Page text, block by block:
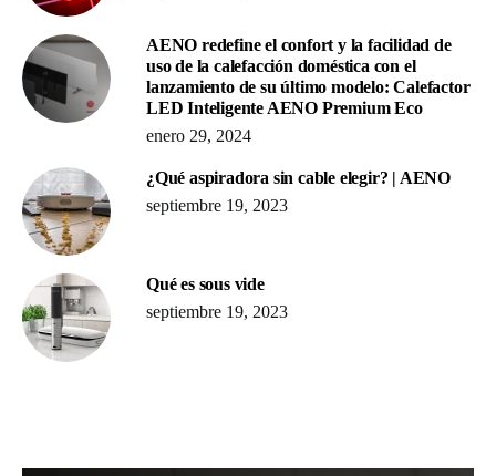
AENO redefine el confort y la facilidad de
uso de la calefacción doméstica con el
lanzamiento de su último modelo: Calefactor
LED Inteligente AENO Premium Eco
enero 29, 2024
¿Qué aspiradora sin cable elegir? | AENO
septiembre 19, 2023
Qué es sous vide
septiembre 19, 2023